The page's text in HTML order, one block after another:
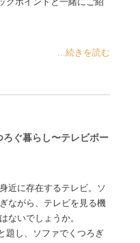
クポイントと一緒にご紹
...続きを読む
ろぐ暮らし〜テレビボー
近に存在するテレビ。ソ
ながら、テレビを見る機
ないでしょうか。
題し、ソファでくつろぎ